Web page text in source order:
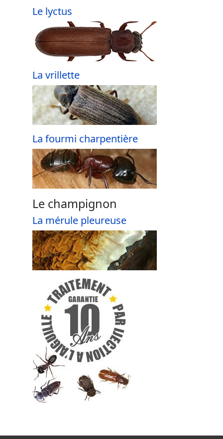
Le lyctus
La vrillette
La fourmi charpentière
Le champignon
La mérule pleureuse